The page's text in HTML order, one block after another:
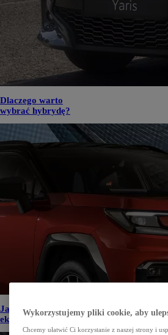
Dlaczego warto
wybrać hybrydę?
Jakie są rodzaje napędów
ekologicznych na rynku?
Wykorzystujemy pliki cookie, aby
Chcemy ułatwić Ci korzystanie z naszej strony i